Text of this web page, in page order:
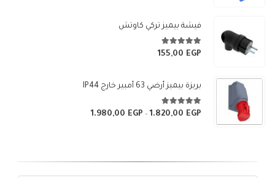
فيشة بيميز تركي كاوتش
5.00 من 5
155,00 EGP
بريزة بيميز أرضي 63 أمبير خارج IP44
5.00 من 5
1.820,00 EGP
–
1.980,00 EGP